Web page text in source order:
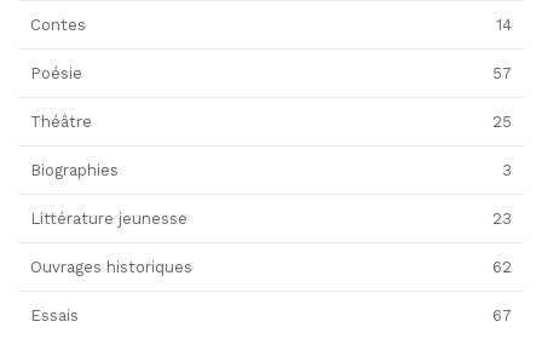
Contes 14
Poésie 57
Théâtre 25
Biographies 3
Littérature jeunesse 23
Ouvrages historiques 62
Essais 67